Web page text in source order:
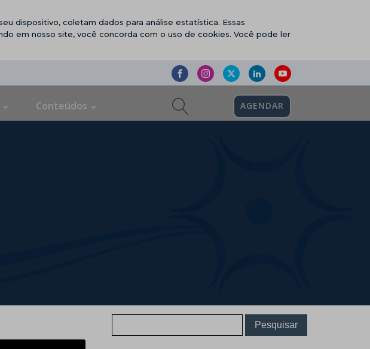
dispositivo, coletam dados para análise estatística. Essas
em nosso site, você concorda com o uso de cookies. Você pode ler
Conteúdos AGENDAR